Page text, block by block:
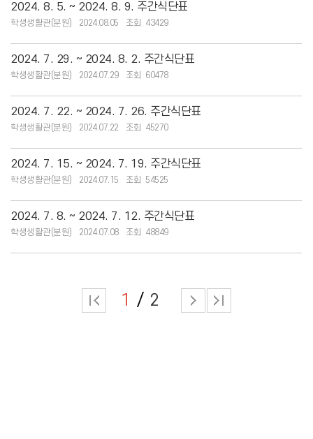
2024. 8. 5. ~ 2024. 8. 9. 주간식단표
학생생활관(분원) 2024.08.05 43429
2024. 7. 29. ~ 2024. 8. 2. 주간식단표
학생생활관(분원) 2024.07.29 60478
2024. 7. 22. ~ 2024. 7. 26. 주간식단표
학생생활관(분원) 2024.07.22 45270
2024. 7. 15. ~ 2024. 7. 19. 주간식단표
학생생활관(분원) 2024.07.15 54525
2024. 7. 8. ~ 2024. 7. 12. 주간식단표
학생생활관(분원) 2024.07.08 48849
1 2